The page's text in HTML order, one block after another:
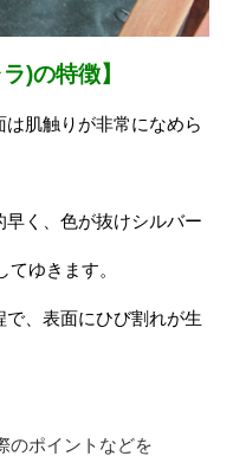
)の特徴】
肌触りが非常になめら
く、色が抜けシルバー
ゆきます。
、表面にひび割れが生
のポイントなどを